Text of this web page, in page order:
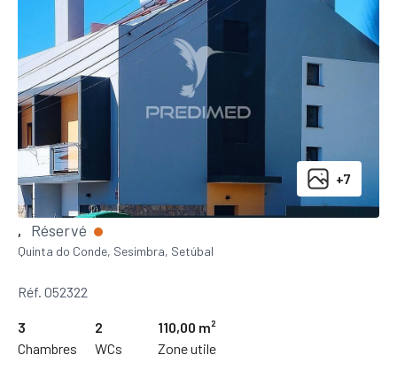
+7
, Réservé
Quinta do Conde, Sesimbra, Setúbal
Réf. 052322
3
Chambres
2
WCs
110,00 m²
Zone utile